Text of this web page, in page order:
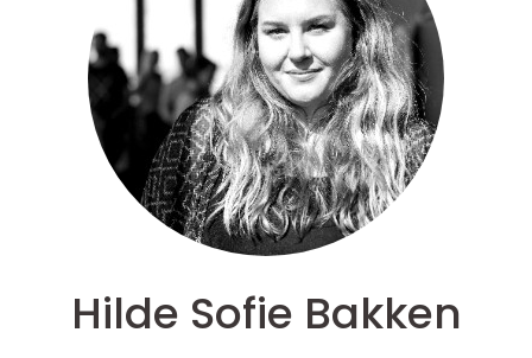
Hilde Sofie Bakken